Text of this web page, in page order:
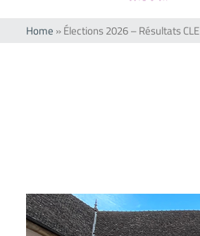
Home »Élections 2026 – Résultats
Voir
l'image